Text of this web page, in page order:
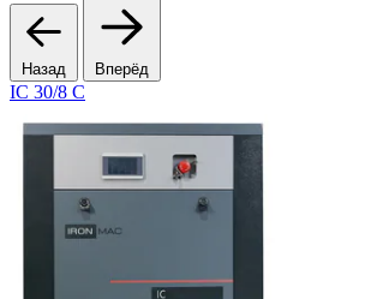
Назад Вперёд
IC 30/8 C